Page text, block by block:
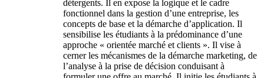
détergents. Il en expose la logique et le cadre
fonctionnel dans la gestion d’une entreprise, les
concepts de base et la démarche d’application. Il
sensibilise les étudiants à la prédominance d’une
approche « orientée marché et clients ». Il vise à
cerner les mécanismes de la démarche marketing, de
l’analyse à la prise de décision conduisant à